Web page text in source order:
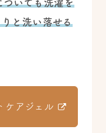
ついても洗濯を
と洗い落せる
アジェル